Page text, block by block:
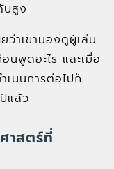
บสูง
าเขามองดูผู้เล่น
นพูดอะไร และเมื่อ
นินการต่อไปก็
แล้ว
าสตร์ที่